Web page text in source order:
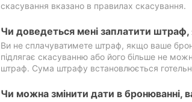
скасування вказано в правилах скасування.
Чи доведеться мені заплатити
Ви не сплачуватимете штраф, якщо ваше
підлягає скасуванню або його більше не
штраф. Сума штрафу встановлюється
Чи можна змінити дати в бронюванні,